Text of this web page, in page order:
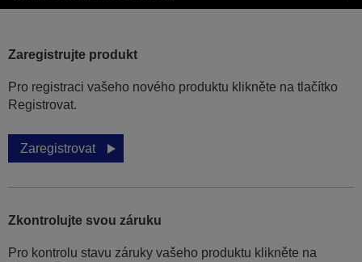
Zaregistrujte produkt
Pro registraci vašeho nového produktu klikněte na tlačítko
Registrovat.
Zaregistrovat
Zkontrolujte svou záruku
Pro kontrolu stavu záruky vašeho produktu klikněte na